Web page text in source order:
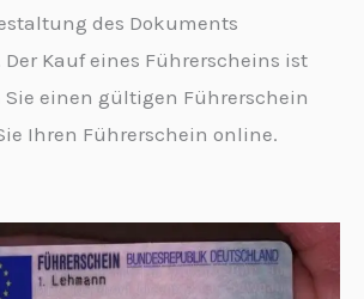
des Dokuments
Kauf eines Führerscheins ist
Sie einen gültigen Führerschein
Ihren Führerschein online.